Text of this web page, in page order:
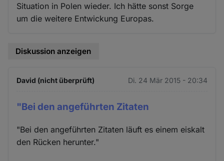
Situation in Polen wieder. Ich hätte sonst Sorge
um die weitere Entwickung Europas.
Diskussion anzeigen
David (nicht überprüft) Di. 24 Mär 2015 - 20:34
"Bei den angeführten Zitaten
"Bei den angeführten Zitaten läuft es einem eiskalt
den Rücken herunter."